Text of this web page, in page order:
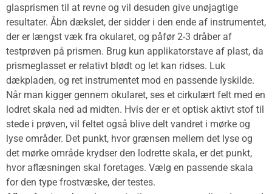
glasprismen til at revne og vil desuden give unøjagtige
resultater. Åbn dækslet, der sidder i den ende af instrumentet,
der er længst væk fra okularet, og påfør 2-3 dråber af
testprøven på prismen. Brug kun applikatorstave af plast, da
prismeglasset er relativt blødt og let kan ridses. Luk
dækpladen, og ret instrumentet mod en passende lyskilde.
Når man kigger gennem okularet, ses et cirkulært felt med en
lodret skala ned ad midten. Hvis der er et optisk aktivt stof til
stede i prøven, vil feltet også blive delt vandret i mørke og
lyse områder. Det punkt, hvor grænsen mellem det lyse og
det mørke område krydser den lodrette skala, er det punkt,
hvor aflæsningen skal foretages. Vælg en passende skala
for den type frostvæske, der testes.